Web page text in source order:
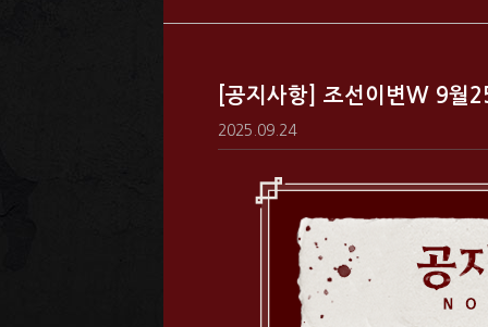
[공지사항] 조선이변W 9월
2025.09.24